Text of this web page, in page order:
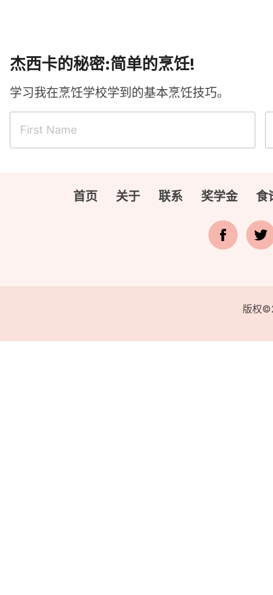
杰西卡的秘密:简单的烹饪!
学习我在烹饪学校学到的基本烹饪技巧。
首页 关于 联系 奖学金 食
版权